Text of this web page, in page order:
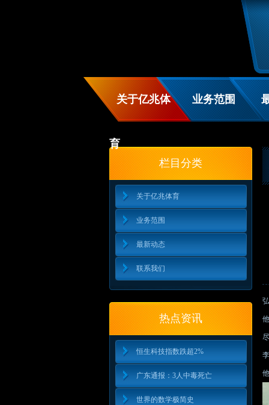
关于亿兆体
育
业务范围
栏目分类
关于亿兆体育
业务范围
最新动态
联系我们
热点资讯
恒生科技指数跌超2%
广东通报：3人中毒死亡
世界的数学极简史